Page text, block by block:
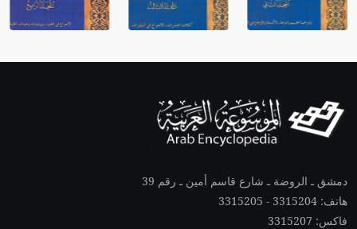
دمشق ـ الروضة ـ شارع قاسم أمين ـ رقم 39
هاتف: 3315204 - 3315205
فاكس: 3315207